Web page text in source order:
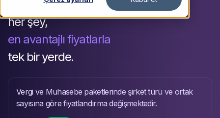
AMERİKA
İNGİLTERE
Fiyatlar
ihtiyacınız olan
her şey,
en avantajlı fiyatlarla
tek bir yerde.
Vergi ve Muhasebe paketlerinde şirket türü ve ortak
sayısına göre fiyatlandırma değişmektedir.